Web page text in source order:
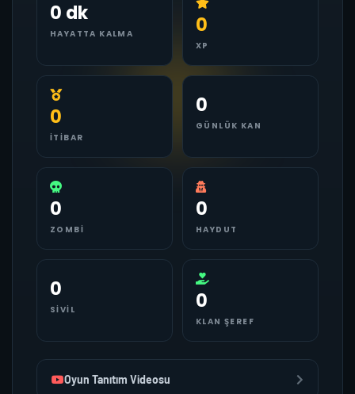
0 dk
HAYATTA KALMA 0
XP
0
İTIBAR
0
GÜNLÜK KAN
0
ZOMBI
0
HAYDUT
0
SIVIL 0
KLAN ŞEREF
Oyun Tanıtım Videosu